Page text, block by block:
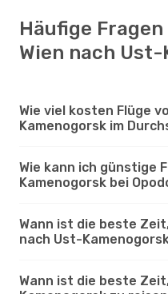
Häufige
Wien nach
Wie viel kosten Flüge
Kamenogorsk im
Wie kann ich günstige
Kamenogorsk bei
Wann ist die beste
nach Ust-
Wann ist die beste